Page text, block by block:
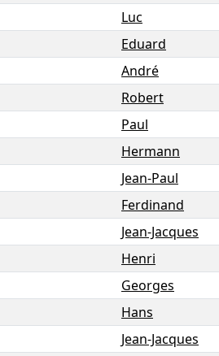
Luc
Eduard
André
Robert
Paul
Hermann
Jean-Paul
Ferdinand
Jean-Jacques
Henri
Georges
Hans
Jean-Jacques